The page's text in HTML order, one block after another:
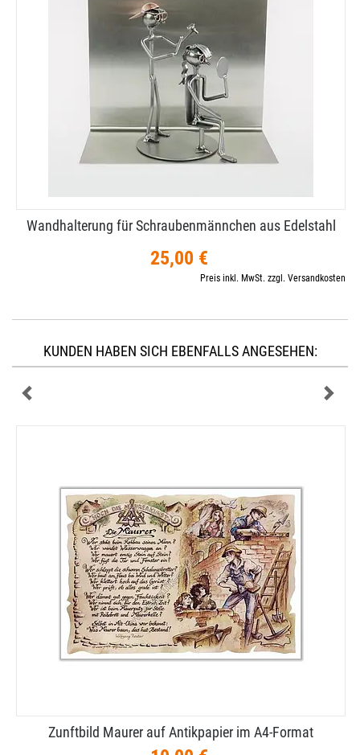
Wandhalterung für Schraubenmännchen aus Edelstahl
25,00 €
Preis inkl. MwSt. zzgl. Versandkosten
KUNDEN HABEN SICH EBENFALLS ANGESEHEN:
Zunftbild Maurer auf Antikpapier im A4-​Format